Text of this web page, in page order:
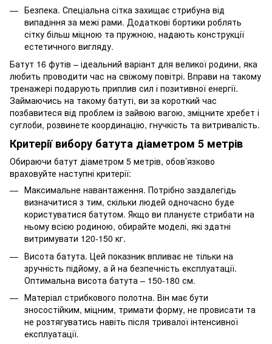
Безпека. Спеціальна сітка захищає стрибуна від
випадіння за межі рами. Додаткові бортики роблять
сітку більш міцною та пружною, надають конструкції
естетичного вигляду.
Батут 16 футів – ідеальний варіант для великої родини, яка
любить проводити час на свіжому повітрі. Вправи на такому
тренажері подарують приплив сил і позитивної енергії.
Займаючись на такому батуті, ви за короткий час
позбавитеся від проблем із зайвою вагою, зміцните хребет і
суглоби, розвинете координацію, гнучкість та витривалість.
Критерії вибору батута діаметром 5 метрів
Обираючи батут діаметром 5 метрів, обов’язково
враховуйте наступні критерії:
Максимальне навантаження. Потрібно заздалегідь
визначитися з тим, скільки людей одночасно буде
користуватися батутом. Якщо ви плануєте стрибати на
ньому всією родиною, обирайте моделі, які здатні
витримувати 120-150 кг.
Висота батута. Цей показник впливає не тільки на
зручність підйому, а й на безпечність експлуатації.
Оптимальна висота батута – 150-180 см.
Матеріал стрибкового полотна. Він має бути
зносостійким, міцним, тримати форму, не провисати та
не розтягуватись навіть після тривалої інтенсивної
експлуатації.